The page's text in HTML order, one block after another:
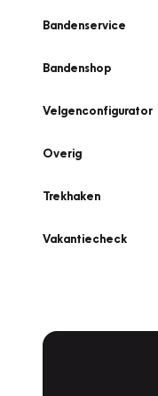
Bandenservice
Bandenshop
Velgenconfigurator
Overig
Trekhaken
Vakantiecheck